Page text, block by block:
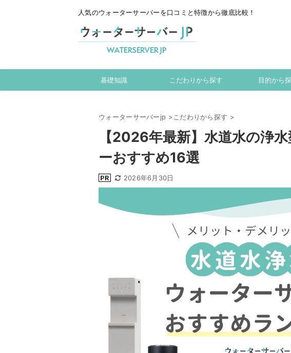
人気のウォーターサーバーを口コミと特徴から徹底比較！
基礎知識 こだわりから探す 目的から
ウォーターサーバーjp > こだわりから探す >
【2026年最新】水道水の浄
ーおすすめ16選
2026年6月30日